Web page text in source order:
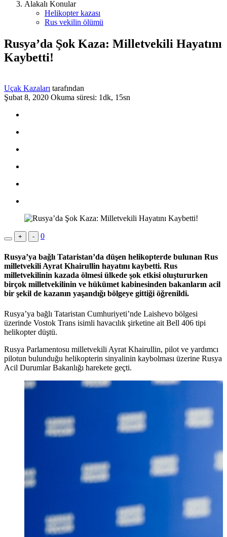
Alakalı Konular
Helikopter kazası
Rus vekilin ölümü
Rusya’da Şok Kaza: Milletvekili Hayatını
Kaybetti!
Uçak Kazaları tarafından
Şubat 8, 2020 Okuma süresi: 1dk, 15sn
+ - 0
Rusya’ya bağlı Tataristan’da düşen helikopterde bulunan Rus
milletvekili Ayrat Khairullin hayatını kaybetti. Rus
milletvekilinin kazada ölmesi ülkede şok etkisi oluştururken
birçok milletvekilinin ve hükümet kabinesinden bakanların acil
bir şekil de kazanın yaşandığı bölgeye gittiği öğrenildi.
Rusya’ya bağlı Tataristan Cumhuriyeti’nde Laishevo bölgesi
üzerinde Vostok Trans isimli havacılık şirketine ait Bell 406 tipi
helikopter düştü.
Rusya Parlamentosu milletvekili Ayrat Khairullin, pilot ve yardımcı
pilotun bulunduğu helikopterin sinyalinin kaybolması üzerine Rusya
Acil Durumlar Bakanlığı harekete geçti.